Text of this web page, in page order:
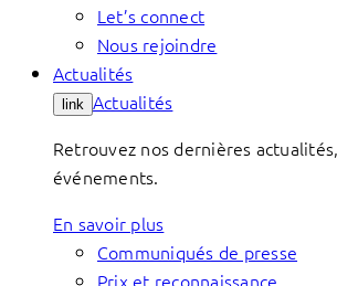
Let’s connect
Nous rejoindre
Actualités
link Actualités
Retrouvez nos dernières
événements.
En savoir plus
Communiqués de presse
Prix et reconnaissance